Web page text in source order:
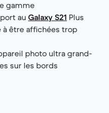
gamme
au Galaxy S21 Plus
à être affichées trop
photo ultra grand-
sur les bords